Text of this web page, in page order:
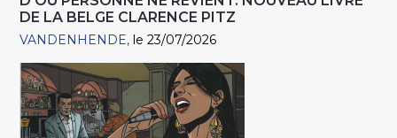
DE LA BELGE CLARENCE PITZ
VANDENHENDE le 23/07/2026